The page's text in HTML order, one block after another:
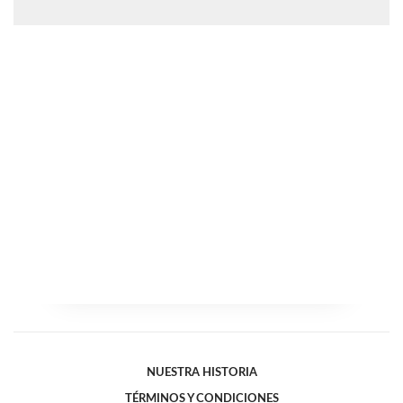
NUESTRA HISTORIA
TÉRMINOS Y CONDICIONES